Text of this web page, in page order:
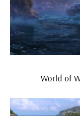
World of